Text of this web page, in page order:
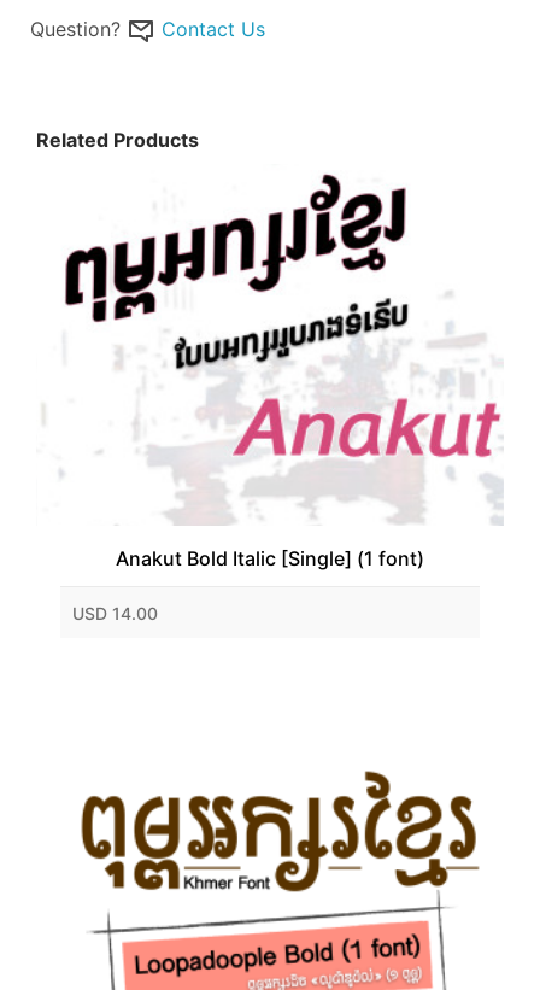
Question? Contact Us
Related Products
Anakut Bold Italic [Single] (1 font)
USD 14.00